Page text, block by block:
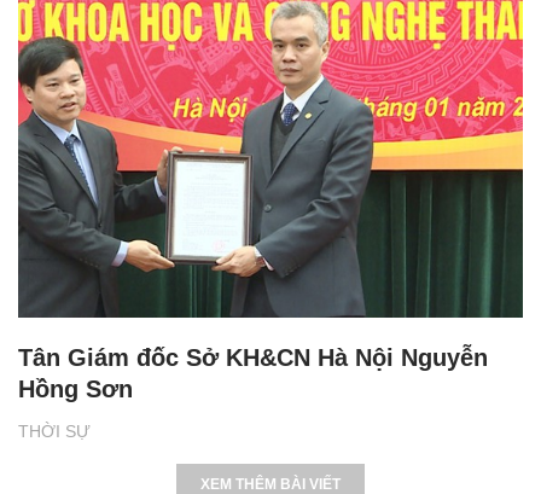
THỜI SỰ
Tân Giám đốc Sở KH&CN Hà Nội Nguyễn
Hồng Sơn
XEM THÊM BÀI VIẾT